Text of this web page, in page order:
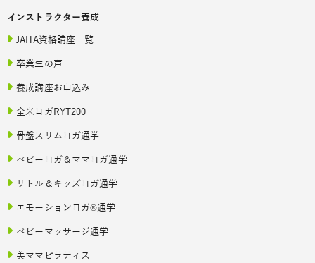
インストラクター養成
JAHA資格講座一覧
卒業生の声
養成講座お申込み
全米ヨガRYT200
骨盤スリムヨガ通学
ベビーヨガ＆ママヨガ通学
リトル＆キッズヨガ通学
エモーションヨガ®通学
ベビーマッサージ通学
美ママピラティス